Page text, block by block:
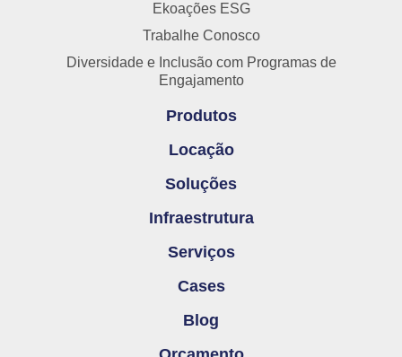
Ekoações ESG
Trabalhe Conosco
Diversidade e Inclusão com Programas de
Engajamento
Produtos
Locação
Soluções
Infraestrutura
Serviços
Cases
Blog